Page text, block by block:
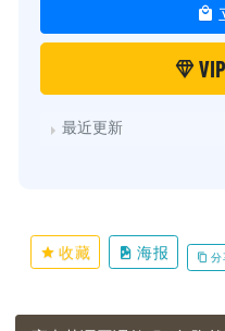
最近更新
收藏 海报 分